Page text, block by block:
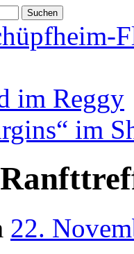
im Reggy
im
22.